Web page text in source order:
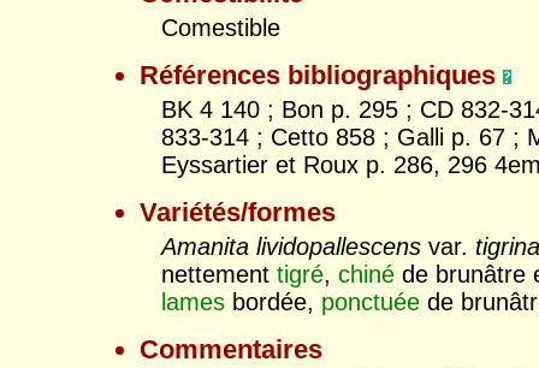
Comestible
Références bibliographiques
BK 4 140 ; Bon p. 295 ; CD 832-
833-314 ; Cetto 858 ; Galli p. 67 ;
Eyssartier et Roux p. 286, 296
Variétés/formes
Amanita lividopallescens var.
nettementtigré,chiné de brunâtre
lames bordée, ponctuée de
Commentaires